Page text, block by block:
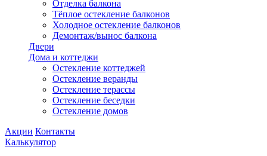
Отделка балкона
Тёплое остекление балконов
Холодное остекление балконов
Демонтаж/вынос балкона
Двери
Дома и коттеджи
Остекление коттеджей
Остекление веранды
Остекление терассы
Остекление беседки
Остекление домов
Акции Контакты
Калькулятор